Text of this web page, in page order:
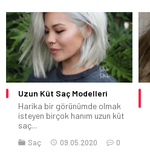
Uzun Küt Saç Modelleri
Harika bir görünümde olmak
isteyen birçok hanım uzun küt
saç...
Saç 09.05.2020 0